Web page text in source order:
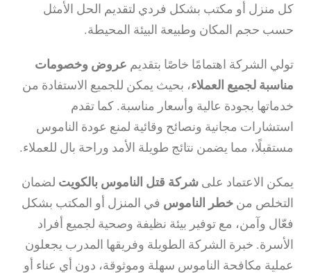
كل منزل أو مكتب بشكل فردي لتقديم الحل الأمثل
حسب حجم المكان وطبيعة البيئة المحيطة.
تولي الشركة اهتمامًا خاصًا بتقديم عروض وخصومات
مناسبة لجميع العملاء، بحيث يمكن للجميع الاستفادة من
خدماتها بجودة عالية وأسعار مناسبة. كما تقدم
استشارات مجانية ونصائح وقائية لمنع عودة الناموس
مستقبلًا، مما يضمن نتائج طويلة الأمد وراحة بال للعملاء.
يمكن الاعتماد على شركة قتل الناموس بالكويت لضمان
التخلص من خطر الناموس في المنزل أو المكتب بشكل
فعّال وآمن، مع توفير بيئة نظيفة وصحية لجميع أفراد
الأسرة. خبرة الشركة الطويلة وفريقها المدرب يجعلون
عملية مكافحة الناموس سهلة وموثوقة، دون أي عناء أو